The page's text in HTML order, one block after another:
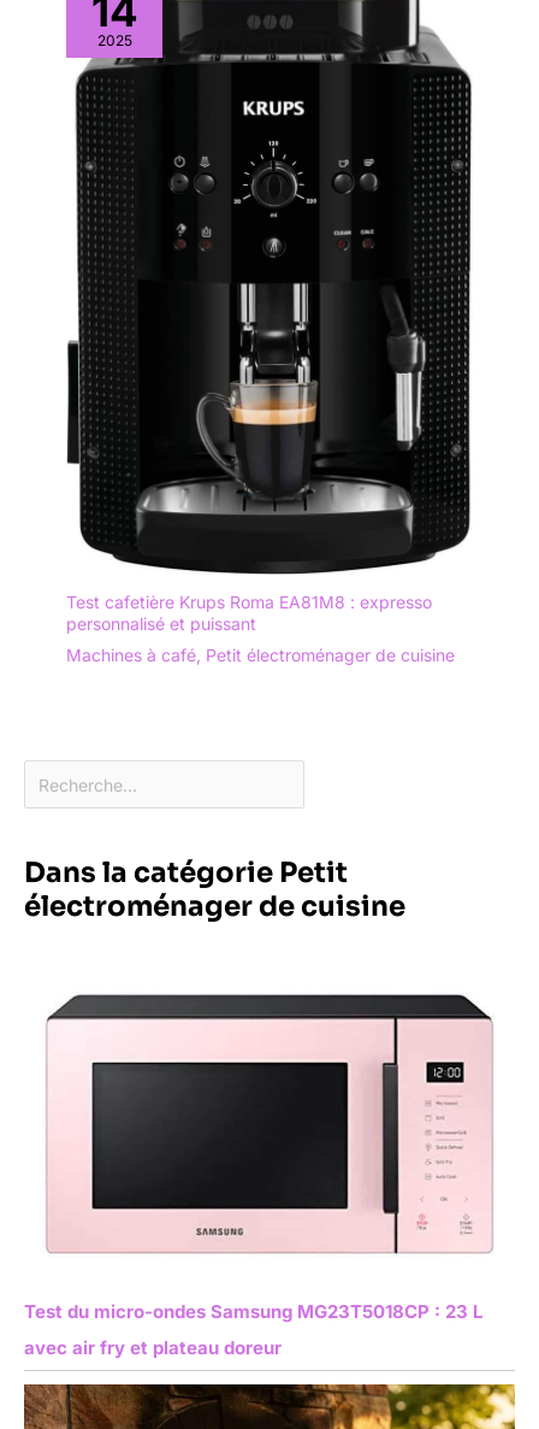
14
2025
Test cafetière Krups Roma EA81M8 : expresso
personnalisé et puissant
Machines à café Petit électroménager de cuisine
Dans la catégorie Petit
électroménager de cuisine
Test du micro-ondes Samsung MG23T5018CP : 23 L
avec air fry et plateau doreur